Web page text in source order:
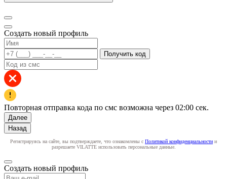
Создать новый профиль
Получить код
Повторная отправка кода по смс возможна через 02:00 сек.
Далее
Назад
Регистрируясь на сайте, вы подтверждаете, что ознакомлены с Политикой конфиденциальности и
разрешаете VILATTE использовать персональные данные.
Создать новый профиль